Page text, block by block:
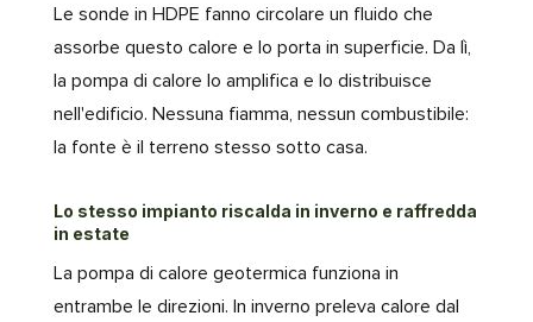
Le sonde in HDPE fanno circolare un fluido che
assorbe questo calore e lo porta in superficie. Da lì,
la pompa di calore lo amplifica e lo distribuisce
nell'edificio. Nessuna fiamma, nessun combustibile:
la fonte è il terreno stesso sotto casa.
Lo stesso impianto riscalda in inverno e raffredda
in estate
La pompa di calore geotermica funziona in
entrambe le direzioni. In inverno preleva calore dal